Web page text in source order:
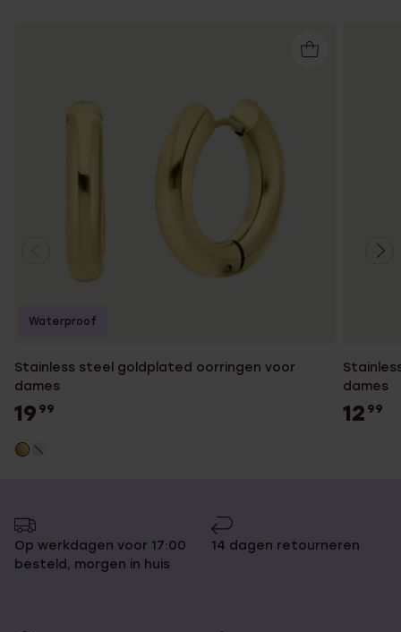
Stainless steel goldplated oorringen voor
dames
19 99
Waterproof
dames
12 99
Op werkdagen voor 17:00
besteld, morgen in huis
14 dagen retourneren